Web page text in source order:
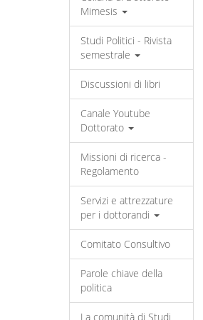
Mimesis
Studi Politici - Rivista
semestrale
Discussioni di libri
Canale Youtube
Dottorato
Missioni di ricerca -
Regolamento
Servizi e attrezzature
per i dottorandi
Comitato Consultivo
Parole chiave della
politica
La comunità di Studi